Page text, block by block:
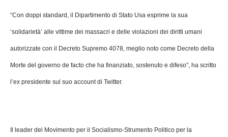
“Con doppi standard, il Dipartimento di Stato Usa esprime la sua
‘solidarietà’ alle vittime dei massacri e delle violazioni dei diritti umani
autorizzate con il Decreto Supremo 4078, meglio noto come Decreto della
Morte del governo de facto che ha finanziato, sostenuto e difeso”, ha scritto
l’ex presidente sul suo account di Twitter.
Il leader del Movimento per il Socialismo-Strumento Politico per la